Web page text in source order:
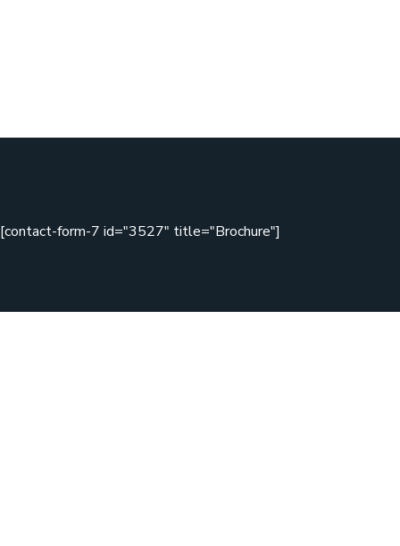
[contact-form-7 id="3527" title="Brochure"]